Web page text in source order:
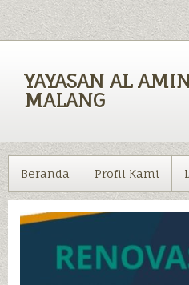
YAYASAN AL
MALANG
Beranda Profil Kami